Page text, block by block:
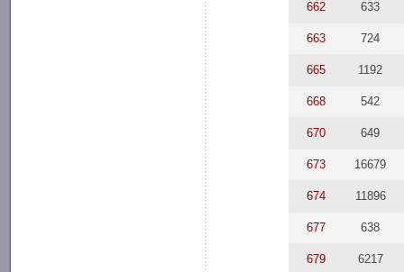
662 633
663 724
665 1192
668 542
670 649
673 16679
674 11896
677 638
679 6217